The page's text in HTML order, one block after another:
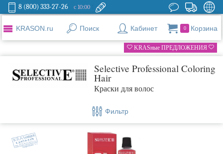
8 (800) 333-27-26 с 10:00
KRASON.ru Поиск Кабинет 0 Корзина
KRASные ПРЕДЛОЖЕНИЯ
Selective Professional Coloring
Hair
Краски для волос
Фильтр